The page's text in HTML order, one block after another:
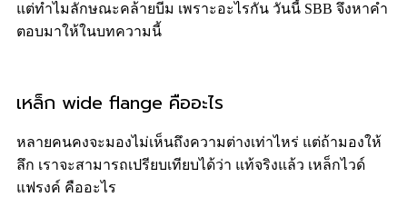
แต่ทำไมลักษณะคล้ายบีม เพราะอะไรกัน วันนี้ SBB จึงหาคำ
ตอบมาให้ในบทความนี้
เหล็ก wide flange คืออะไร
หลายคนคงจะมองไม่เห็นถึงความต่างเท่าไหร่ แต่ถ้ามองให้
ลึก เราจะสามารถเปรียบเทียบได้ว่า แท้จริงแล้ว เหล็กไวด์
แฟรงค์ คืออะไร